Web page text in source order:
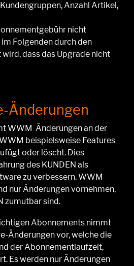
Anzahl Artikel,
nicht
Folgendendurch den
dass das Upgrade nicht
Änderungen
WWM Änderungenan der
beispielsweise Features
oder löscht. Dies
des KUNDEN als
zu verbessern.WWM
nur Änderungen vornehmen,
zumutbar sind.
Abonnements nimmt
Änderungen vor,welchedie
der Abonnementlaufzeit,
. Es werden nur Änderungen